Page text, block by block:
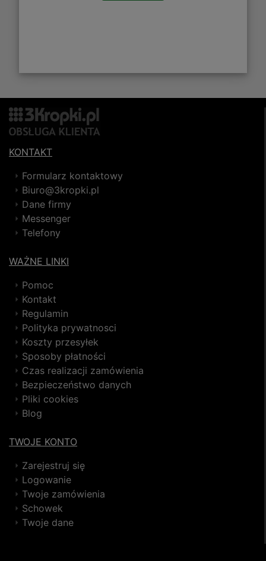
KONTAKT
Formularz kontaktowy
Biuro@3kropki.pl
Dane firmy
Messenger
Telefony
WAŻNE LINKI
Pomoc
Kontakt
Regulamin
Polityka prywatnosci
Koszty przesyłek
Sposoby płatności
Czas realizacji zamówienia
Bezpieczeństwo danych
Pliki cookies
Blog
TWOJE KONTO
Zarejestruj się
Logowanie
Twoje zamówienia
Schowek
Twoje dane